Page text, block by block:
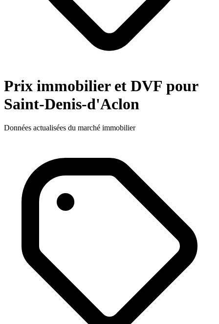
Prix immobilier et DVF pour
Saint-Denis-d'Aclon
Données actualisées du marché immobilier